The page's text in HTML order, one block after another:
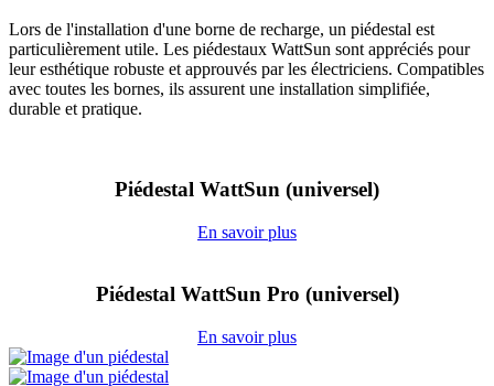
Lors de l'installation d'une borne de recharge, un piédestal est
particulièrement utile. Les piédestaux WattSun sont appréciés pour
leur esthétique robuste et approuvés par les électriciens. Compatibles
avec toutes les bornes, ils assurent une installation simplifiée,
durable et pratique.
Piédestal WattSun (universel)
En savoir plus
Piédestal WattSun Pro (universel)
En savoir plus